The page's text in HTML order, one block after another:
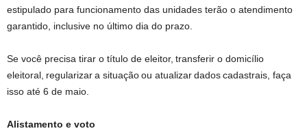
estipulado para funcionamento das unidades terão o atendimento
garantido, inclusive no último dia do prazo.
Se você precisa tirar o título de eleitor, transferir o domicílio
eleitoral, regularizar a situação ou atualizar dados cadastrais, faça
isso até 6 de maio.
Alistamento e voto